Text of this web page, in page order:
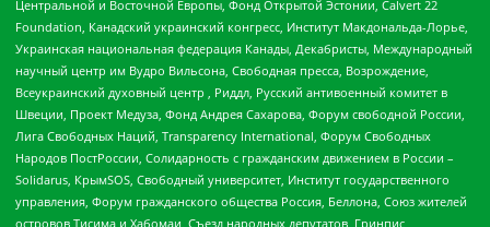
Центральной и Восточной Европы, Фонд Открытой Эстонии, Calvert 22
Foundation, Канадский украинский конгресс, Институт Макдональда-Лорье,
Украинская национальная федерация Канады, Декабристы, Международный
научный центр им Вудро Вильсона, Свободная пресса, Возрождение,
Всеукраинский духовный центр , Риддл, Русский антивоенный комитет в
Швеции, Проект Медуза, Фонд Андрея Сахарова, Форум свободной России,
Лига Свободных Наций, Transparеncy International, Форум Свободных
Народов ПостРоссии, Солидарность с гражданским движением в России –
Solidarus, КрымSOS, Свободный университет, Институт государственного
управления, Форум гражданского общества Россия, Беллона, Союз жителей
островов Тисима и Хабомаи, Съезд народных депутатов, Гринпис